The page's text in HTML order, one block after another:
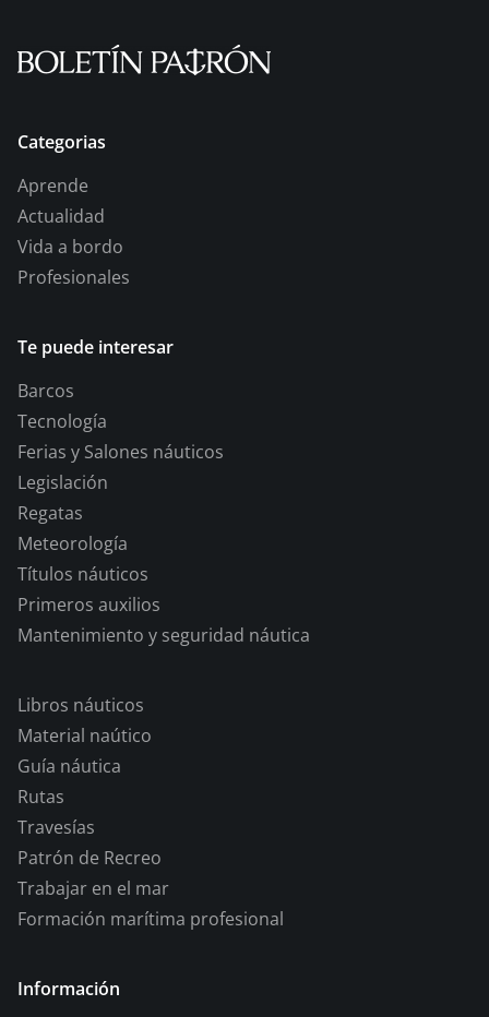
Categorias
Aprende
Actualidad
Vida a bordo
Profesionales
Te puede interesar
Barcos
Tecnología
Ferias y Salones náuticos
Legislación
Regatas
Meteorología
Títulos náuticos
Primeros auxilios
Mantenimiento y seguridad náutica
Libros náuticos
Material naútico
Guía náutica
Rutas
Travesías
Patrón de Recreo
Trabajar en el mar
Formación marítima profesional
Información